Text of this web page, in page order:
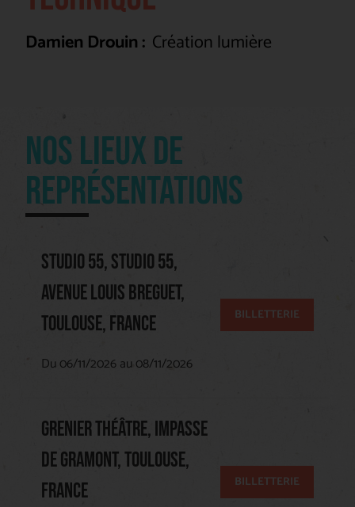
Damien Drouin : Création lumière
NOS LIEUX DE
REPRÉSENTATIONS
STUDIO 55, STUDIO 55,
AVENUE LOUIS BREGUET,
TOULOUSE, FRANCE
Du 06/11/2026 au 08/11/2026
BILLETTERIE
GRENIER THÉÂTRE, IMPASSE
DE GRAMONT, TOULOUSE,
FRANCE
BILLETTERIE